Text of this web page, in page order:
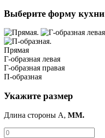
Выберите форму кухни
Прямая
Г-образная левая
Г-образная правая
П-образная
Укажите размер
Длина стороны A, ММ.